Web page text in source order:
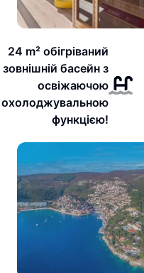
24 m² обігріваний
зовнішній басейн з
освіжаючою
охолоджувальною
функцією!